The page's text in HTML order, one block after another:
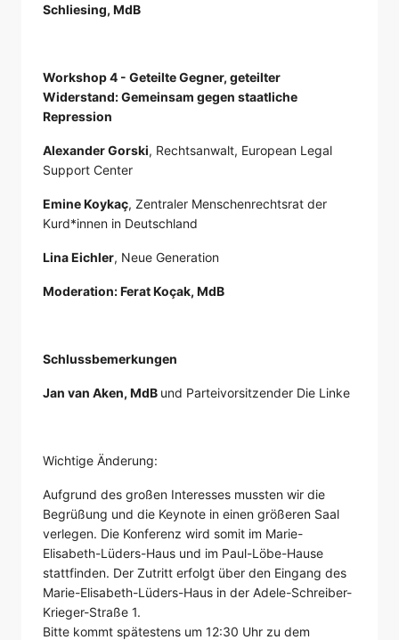
Schliesing, MdB
Workshop 4 - Geteilte Gegner, geteilter
Widerstand: Gemeinsam gegen staatliche
Repression
Alexander Gorski, Rechtsanwalt, European Legal
Support Center
Emine Koykaç, Zentraler Menschenrechtsrat der
Kurd*innen in Deutschland
Lina Eichler, Neue Generation
Moderation: Ferat Koçak, MdB
Schlussbemerkungen
Jan van Aken, MdB und Parteivorsitzender Die Linke
Wichtige Änderung:
Aufgrund des großen Interesses mussten wir die
Begrüßung und die Keynote in einen größeren Saal
verlegen. Die Konferenz wird somit im Marie-
Elisabeth-Lüders-Haus und im Paul-Löbe-Hause
stattfinden. Der Zutritt erfolgt über den Eingang des
Marie-Elisabeth-Lüders-Haus in der Adele-Schreiber-
Krieger-Straße 1.
Bitte kommt spätestens um 12:30 Uhr zu dem